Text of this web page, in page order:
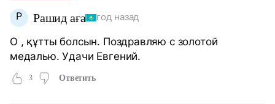
Р Рашид аға год назад
О , құтты болсын. Поздравляю с золотой
медалью. Удачи Евгений.
3 Ответить